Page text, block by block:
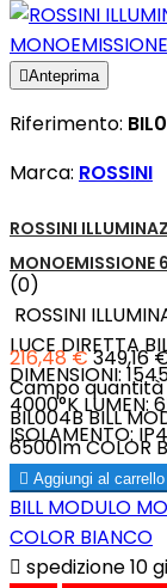
Anteprima
Riferimento:
Marca: ROSSINI
ROSSINI
(0)
ROSSINI
LUCE DIRETTA
DIMENSIONI:
4000°K LUMEN:
ISOLAMENTO:
216,48 €349,16
Campo quantità
BIL004B BILL
6500lm COLOR
 Aggiungi al carrello
BILL MODULO
COLOR BIANCO
 spedizione 10